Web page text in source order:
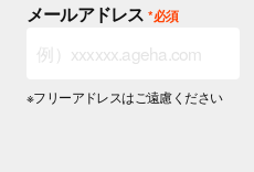
メールアドレス
※フリーアドレスはご遠慮ください